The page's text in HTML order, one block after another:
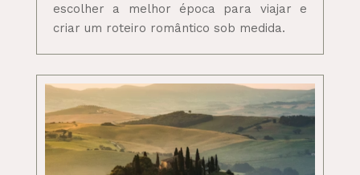
escolher a melhor época para viajar e
criar um roteiro romântico sob medida.